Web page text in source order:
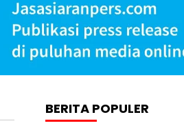
BERITA POPULER